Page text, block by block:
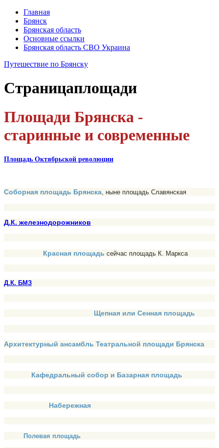
Главная
Брянск
Брянская область
Основные ссылки
Брянская область СВО Украина
Путешествие по Брянску
Страницаплощади
Площади Брянска -
старинные и современные
Площадь Октябрьской революции
Соборная площадь Брянска, ныне площадь Славянская
Д.К. железнодорожников
Красная площадь сейчас площадь К. Маркса
Д.К. БМЗ
Щепная или Сенная площадь
Архитектурный ансамбль Театральной площади Брянска
Кафедральный собор и Базарная площадь
Набережная
Полевая площадь